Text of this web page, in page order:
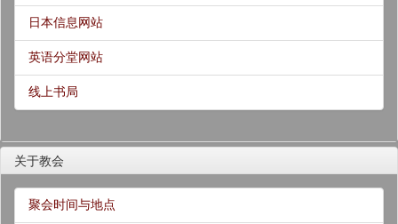
日本信息网站
英语分堂网站
线上书局
关于教会
聚会时间与地点